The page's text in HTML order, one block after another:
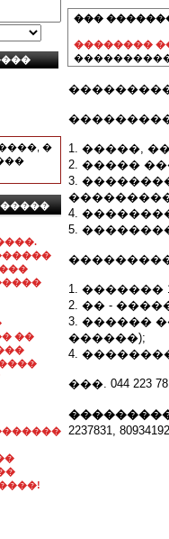
�
��
���
��������
1. �����,
2. �����
3.
4.
5.
1. �������
2. �� -
3. ������
������);
4.
���. 044 223
2237831,